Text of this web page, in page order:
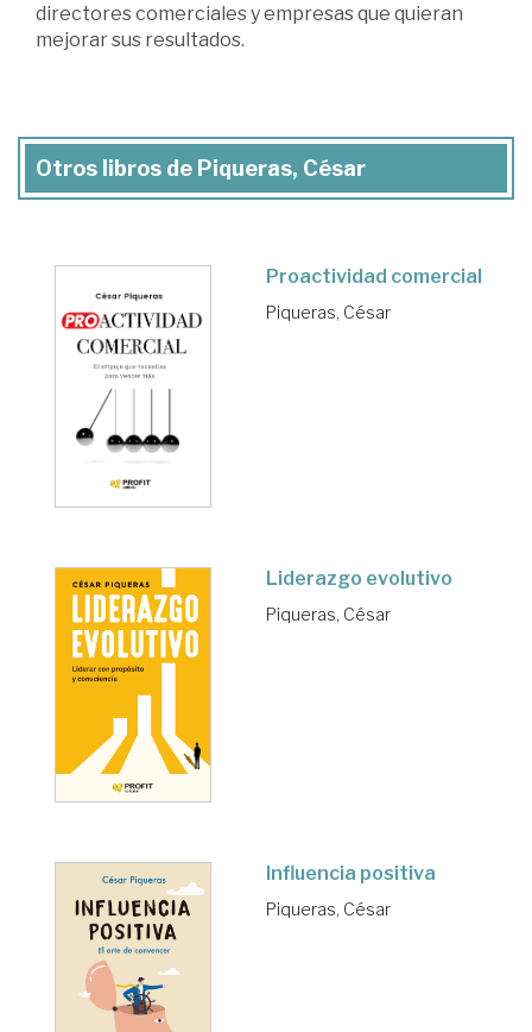
directores comerciales y empresas que quieran
mejorar sus resultados.
Otros libros de Piqueras, César
Proactividad comercial
Piqueras, César
Liderazgo evolutivo
Piqueras, César
Influencia positiva
Piqueras, César